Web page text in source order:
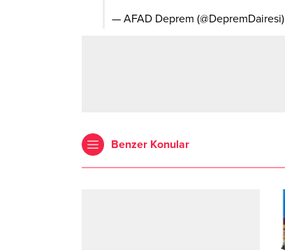
— AFAD Deprem (@DepremDairesi)
Benzer Konular